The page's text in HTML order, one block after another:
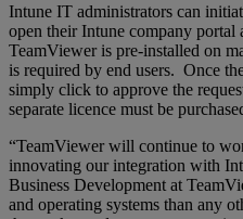
Intune IT administrators can
open their Intune company portal
TeamViewer is pre-installed on
is required by end users. Once
simply click to approve the
separate licence must be
“TeamViewer will continue to
innovating our integration with
Business Development at
and operating systems than any